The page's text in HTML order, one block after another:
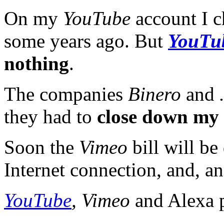
On my YouTube account I
some years ago. But
nothing.
The companies Binero and
they had to close down
Soon the Vimeo bill will be
Internet connection, and,
YouTube, Vimeo and Alexa